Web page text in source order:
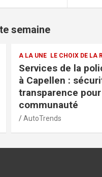
semaine
A LA UNE LE CHOIX DE LA
Jaguar
modèles et
exclusive pour un
exigeant
AutoTrends